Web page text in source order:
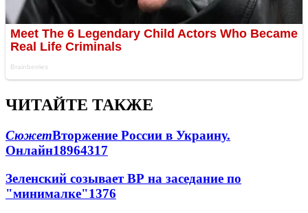
ЧИТАЙТЕ ТАКЖЕ
СюжетВторжение России в Украину.
Онлайн18964317
Зеленский созывает ВР на заседание по
"минималке"1376